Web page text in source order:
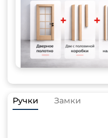
Ручки Замки